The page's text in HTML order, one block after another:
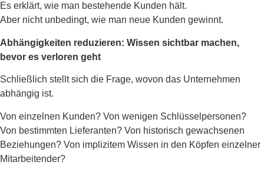
Es erklärt, wie man bestehende Kunden hält.
Aber nicht unbedingt, wie man neue Kunden gewinnt.
Abhängigkeiten reduzieren: Wissen sichtbar machen,
bevor es verloren geht
Schließlich stellt sich die Frage, wovon das Unternehmen
abhängig ist.
Von einzelnen Kunden? Von wenigen Schlüsselpersonen?
Von bestimmten Lieferanten? Von historisch gewachsenen
Beziehungen? Von implizitem Wissen in den Köpfen einzelner
Mitarbeitender?